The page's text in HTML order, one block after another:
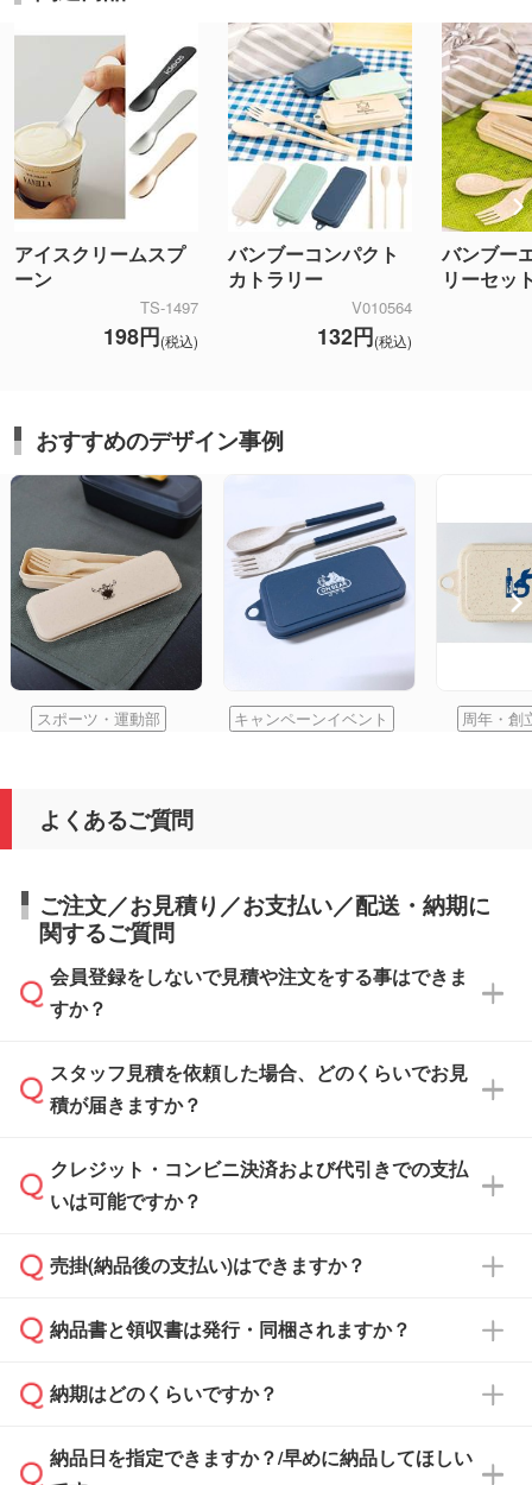
アイスクリームスプ
ーン
TS-1497
198円(税込)
バンブーコンパクト
カトラリー
V010564
132円(税込)
バンブー
リーセッ
おすすめのデザイン事例
スポーツ・運動部 キャンペーンイベント 周年・創
よくあるご質問
ご注文／お見積り／お支払い／配送・納期に
関するご質問
会員登録をしないで見積や注文をする事はできま
すか？
可能です。見積・注文フォームにて『ゲストの
まま進む』ボタンからお進みのうえ、ご依頼く
スタッフ見積を依頼した場合、どのくらいでお見
積が届きますか？
通常、翌営業日までにお送りしております。混
雑状況によっては、お時間をいただくこともご
依頼いただいた場合は、翌営業日以降のご連絡
クレジット・コンビニ決済および代引きでの支払
いは可能ですか？
銀行振込のみのご対応となります。
売掛(納品後の支払い)はできますか？
基本的には先入金をお願いしておりますが、自
どの場合は、月末締め翌月末払いに対応可能で
納品書と領収書は発行・同梱されますか？
納品書・領収書は ご依頼をいただいた場合の
ず、通常はPDFデータをメール添付でお送りし
納期はどのくらいですか？
・印刷する場合(500個程度)
納品日を指定できますか？/早めに納品してほしい